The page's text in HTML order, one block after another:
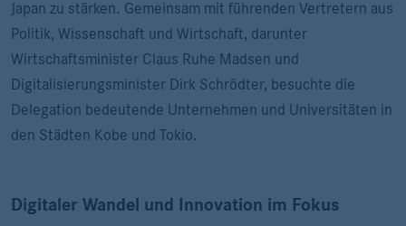
Japan zu stärken. Gemeinsam mit führenden Vertretern aus
Politik, Wissenschaft und Wirtschaft, darunter
Wirtschaftsminister Claus Ruhe Madsen und
Digitalisierungsminister Dirk Schrödter, besuchte die
Delegation bedeutende Unternehmen und Universitäten in
den Städten Kobe und Tokio.
Digitaler Wandel und Innovation im Fokus